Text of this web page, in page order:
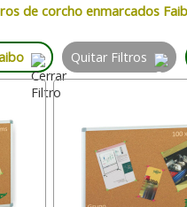
de corcho enmarcados
Quitar Filtros